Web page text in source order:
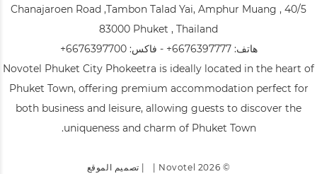
40/5 Chanajaroen Road ,Tambon Talad Yai, Amphur Muang ,
83000 Phuket , Thailand
هاتف:+6676397777 - فاكس:+6676397700
Novotel Phuket City Phokeetra is ideally located in the heart of
Phuket Town, offering premium accommodation perfect for
both business and leisure, allowing guests to discover the
uniqueness and charm of Phuket Town.
© 2026 Novotel | | تصميم الموقع